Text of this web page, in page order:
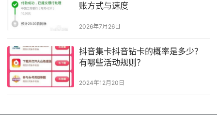
账方式与速度
2026年7月26日
抖音集卡抖音钻卡的概率是多少？
有哪些活动规则？
2024年12月20日